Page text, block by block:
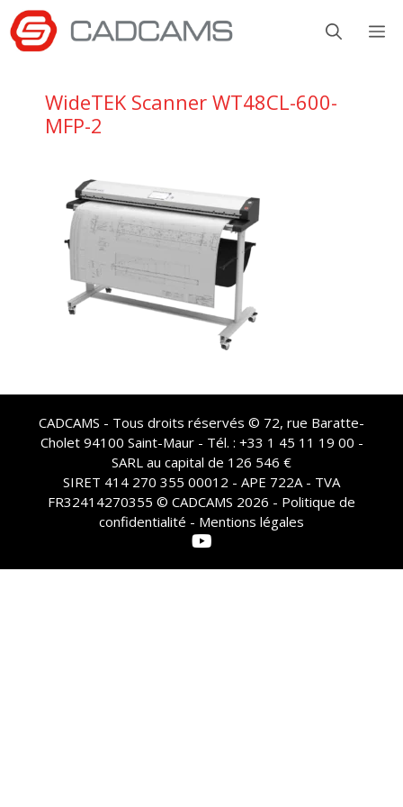
Aller
au
contenu
WideTEK Scanner WT48CL-600-
MFP-2
CADCAMS - Tous droits réservés © 72, rue Baratte-
Cholet 94100 Saint-Maur - Tél. : +33 1 45 11 19 00 -
SARL au capital de 126 546 €
SIRET 414 270 355 00012 - APE 722A - TVA
FR32414270355 © CADCAMS 2026 - Politique de
confidentialité - Mentions légales